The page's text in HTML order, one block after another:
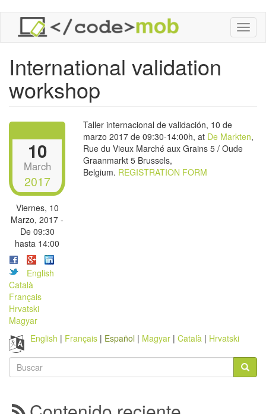
Pasar
contenido
International validation
workshop
10
March
2017
Viernes, 10
Marzo, 2017 -
De 09:30
hasta 14:00
English
Català
Français
Hrvatski
Magyar
Taller internacional de validación, 10 de
marzo 2017 de 09:30-14:00h, at De Markten,
Rue du Vieux Marché aux Grains 5 / Oude
Graanmarkt 5 Brussels,
Belgium. REGISTRATION FORM
English Français Español Magyar Català Hrvatski
Formulario
búsqueda